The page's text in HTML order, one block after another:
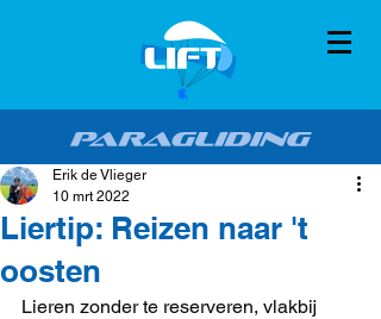
Liertip: Reizen naar 't
oosten
Erik de Vlieger
10 mrt 2022
Lieren zonder te reserveren, vlakbij